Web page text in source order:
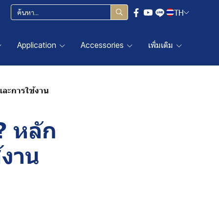
TH
Application Accessories เพิ่มเติม
ละการใช้งาน
หลัก
าน